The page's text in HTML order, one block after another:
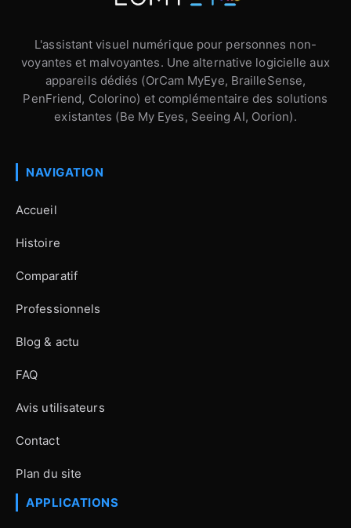
L'assistant visuel numérique pour personnes non-
voyantes et malvoyantes. Une alternative logicielle aux
appareils dédiés (OrCam MyEye, BrailleSense,
PenFriend, Colorino) et complémentaire des solutions
existantes (Be My Eyes, Seeing AI, Oorion).
NAVIGATION
Accueil
Histoire
Comparatif
Professionnels
Blog & actu
FAQ
Avis utilisateurs
Contact
Plan du site
APPLICATIONS